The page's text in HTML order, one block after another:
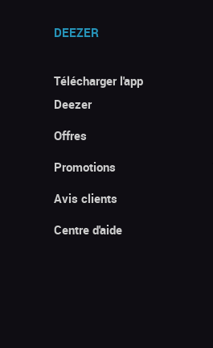
DEEZER
Télécharger l'app
Deezer
Offres
Promotions
Avis clients
Centre d'aide